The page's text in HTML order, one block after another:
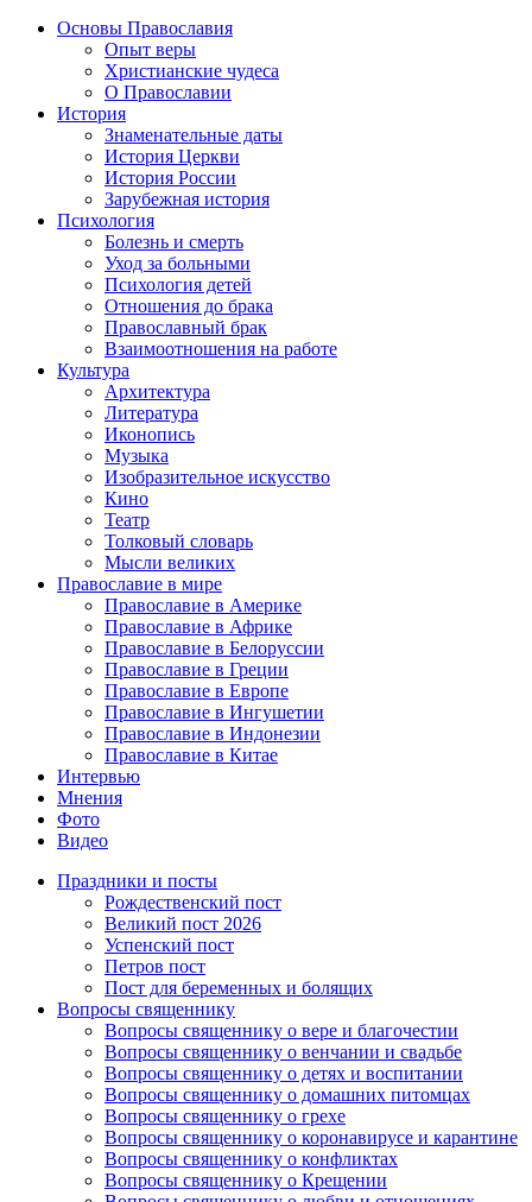
Основы Православия
Опыт веры
Христианские чудеса
О Православии
История
Знаменательные даты
История Церкви
История России
Зарубежная история
Психология
Болезнь и смерть
Уход за больными
Психология детей
Отношения до брака
Православный брак
Взаимоотношения на работе
Культура
Архитектура
Литература
Иконопись
Музыка
Изобразительное искусство
Кино
Театр
Толковый словарь
Мысли великих
Православие в мире
Православие в Америке
Православие в Африке
Православие в Белоруссии
Православие в Греции
Православие в Европе
Православие в Ингушетии
Православие в Индонезии
Православие в Китае
Интервью
Мнения
Фото
Видео
Праздники и посты
Рождественский пост
Великий пост 2026
Успенский пост
Петров пост
Пост для беременных и болящих
Вопросы священнику
Вопросы священнику о вере и благочестии
Вопросы священнику о венчании и свадьбе
Вопросы священнику о детях и воспитании
Вопросы священнику о домашних питомцах
Вопросы священнику о грехе
Вопросы священнику о коронавирусе и карантине
Вопросы священнику о конфликтах
Вопросы священнику о Крещении